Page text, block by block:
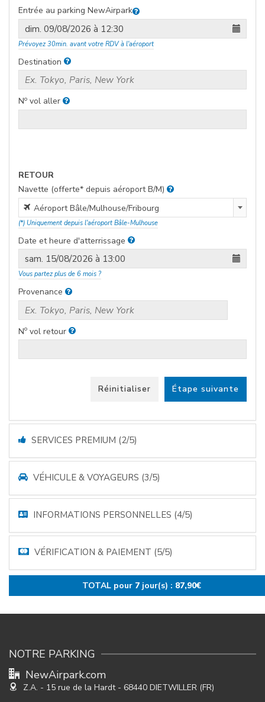
TOTAL pour 7jour(s) : 87,90€
BadischerHôtel IBIS Saint-LouisHôtels BlotzheimHôtel F1
face aéroport
Entrée au parking NewAirpark
Prévoyez 30min. avant votre RDV à l'aéroport
Destination
No vol aller
RETOUR
Navette (offerte* depuis aéroport B/M)
Aéroport Bâle/Mulhouse/Fribourg
Aéroport Bâle/Mulhouse/FribourgGare de Mulhouse-
VilleGare de Saint-LouisGare de Bâle SBBGare de Bâle
BadischerHôtel IBIS Saint-LouisHôtels BlotzheimHôtel F1
face aéroport
(*) Uniquement depuis l'aéroport Bâle-Mulhouse
Date et heure d'atterrissage
Vous partez plus de 6 mois ?
Provenance
No vol retour
Étape suivante
Réinitialiser
SERVICES PREMIUM (2/5)
VÉHICULE & VOYAGEURS (3/5)
INFORMATIONS PERSONNELLES (4/5)
VÉRIFICATION & PAIEMENT (5/5)
NOTRE PARKING
NewAirpark.com
Z.A. - 15 rue de la Hardt - 68440 DIETWILLER (FR)